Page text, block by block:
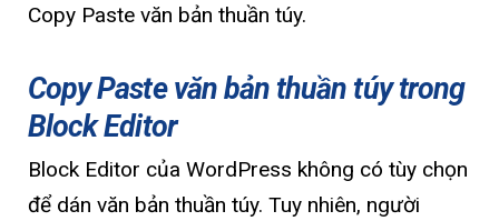
Copy Paste văn bản thuần túy.
Copy Paste văn bản thuần túy trong
Block Editor
Block Editor của WordPress không có tùy chọn
để dán văn bản thuần túy. Tuy nhiên, người